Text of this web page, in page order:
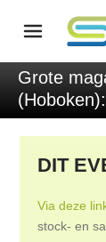
Grote
DIT
Via deze
stock- en